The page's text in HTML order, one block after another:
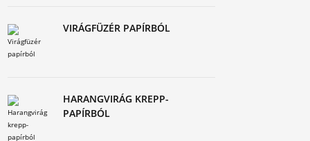
VIRÁGFÜZÉR PAPÍRBÓL
HARANGVIRÁG KREPP-
PAPÍRBÓL